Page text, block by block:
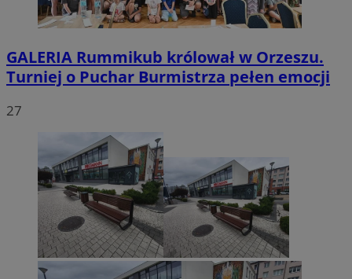
GALERIA Rummikub królował w Orzeszu.
Turniej o Puchar Burmistrza pełen emocji
27